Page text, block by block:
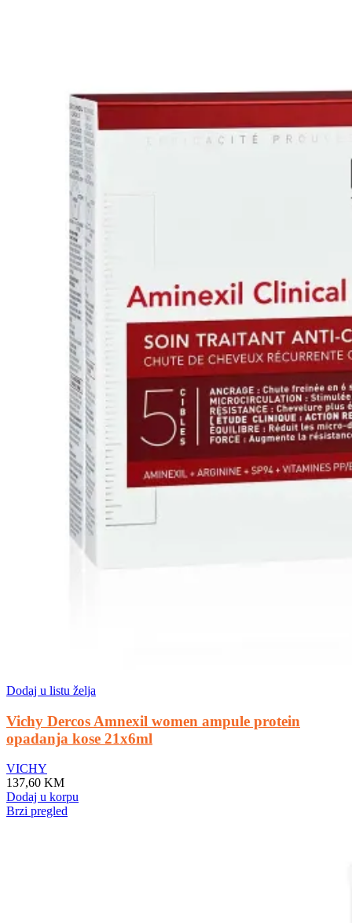
Dodaj u listu želja
Vichy Dercos Amnexil women ampule protein
opadanja kose 21x6ml
VICHY
137,60 KM
Dodaj u korpu
Brzi pregled